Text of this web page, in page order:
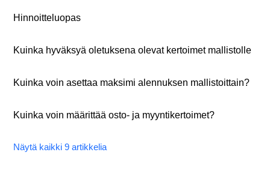
Hinnoitteluopas
Kuinka hyväksyä oletuksena olevat kertoimet mallistolle
Kuinka voin asettaa maksimi alennuksen mallistoittain?
Kuinka voin määrittää osto- ja myyntikertoimet?
Näytä kaikki 9 artikkelia